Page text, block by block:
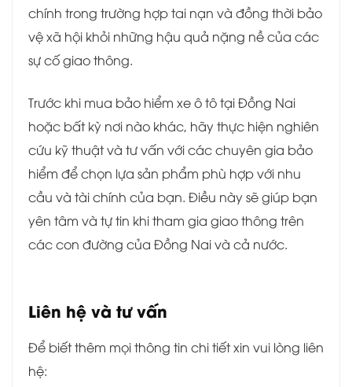
chính trong trường hợp tai nạn và đồng thời bảo
vệ xã hội khỏi những hậu quả nặng nề của các
sự cố giao thông.
Trước khi mua bảo hiểm xe ô tô tại Đồng Nai
hoặc bất kỳ nơi nào khác, hãy thực hiện nghiên
cứu kỹ thuật và tư vấn với các chuyên gia bảo
hiểm để chọn lựa sản phẩm phù hợp với nhu
cầu và tài chính của bạn. Điều này sẽ giúp bạn
yên tâm và tự tin khi tham gia giao thông trên
các con đường của Đồng Nai và cả nước.
Liên hệ và tư vấn
Để biết thêm mọi thông tin chi tiết xin vui lòng liên
hệ: